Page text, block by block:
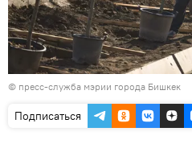
© пресс-служба мэрии города Бишкек
Подписаться